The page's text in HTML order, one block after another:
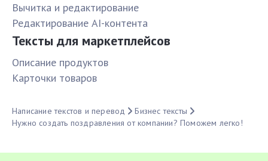
Вычитка и редактирование
Редактирование AI-контента
Тексты для маркетплейсов
Описание продуктов
Карточки товаров
Написание текстов и перевод
Бизнес тексты
Нужно создать поздравления от компании? Поможем легко!